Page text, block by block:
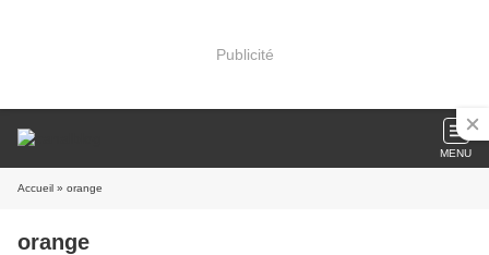
Publicité
MENU
Accueil » orange
orange